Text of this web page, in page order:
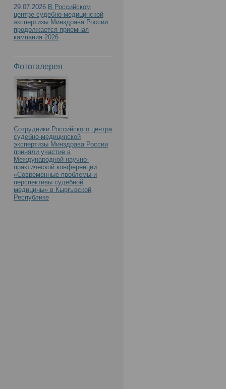
29.07.2026 В Российском
центре судебно-медицинской
экспертизы Минздрава России
продолжается приемная
кампания 2026
Фотогалерея
Сотрудники Российского центра
судебно-медицинской
экспертизы Минздрава России
приняли участие в
Международной научно-
практической конференции
«Современные проблемы и
перспективы судебной
медицины» в Кыргызской
Республике